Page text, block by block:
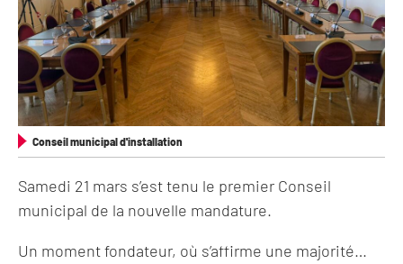
Conseil municipal d'installation
Samedi 21 mars s’est tenu le premier Conseil
municipal de la nouvelle mandature.
Un moment fondateur, où s’affirme une majorité…